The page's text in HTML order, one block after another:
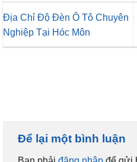
Địa Chỉ Độ Đèn Ô Tô Chuyên
Nghiệp Tại Hóc Môn
Để lại một bình luận